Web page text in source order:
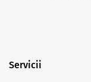
Servicii